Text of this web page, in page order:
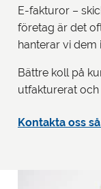
E-fakturor –
företag är det
hanterar vi
Bättre koll på
utfakturerat och
Kontakta oss